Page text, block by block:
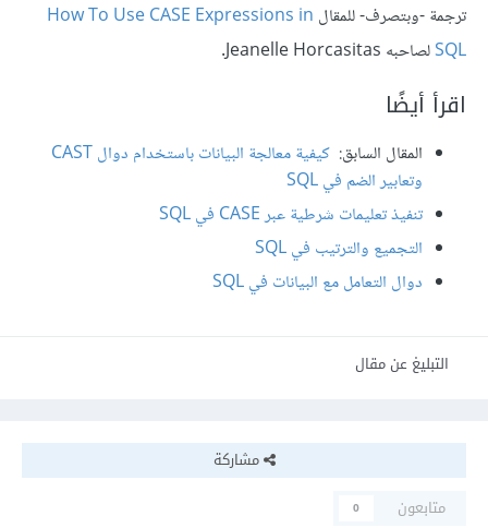
ترجمة -وبتصرف- للمقال How To Use CASE Expressions in
SQLلصاحبه Jeanelle Horcasitas.
اقرأ أيضًا
المقال السابق:
كيفية معالجة البيانات باستخدام دوال CAST
وتعابير الضم في SQL
تنفيذ تعليمات شرطية عبر CASE في SQL
التجميع والترتيب في SQL
دوال التعامل مع البيانات في SQL
التبليغ عن مقال
مشاركة
متابعون
0